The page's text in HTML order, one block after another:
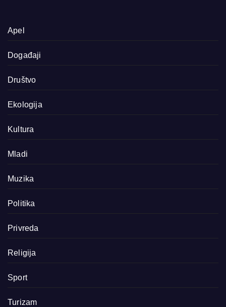
Apel
Događaji
Društvo
Ekologija
Kultura
Mladi
Muzika
Politika
Privreda
Religija
Sport
Turizam